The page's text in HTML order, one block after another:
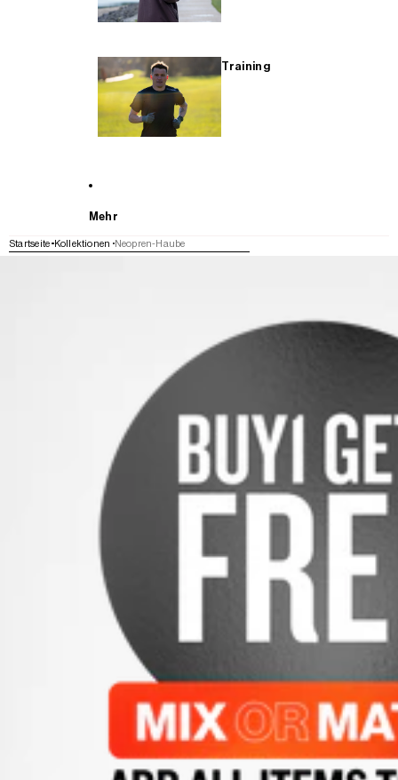
Training
Mehr
Startseite Kollektionen Neopren-Haube
WEITER ZU DEN PRODUKTINFORMATIONEN